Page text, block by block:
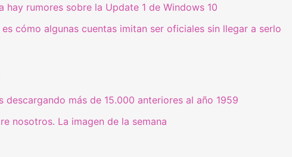
rumores sobre la Update 1 de Windows 10
cómo algunas cuentas imitan ser oficiales sin llegar a serlo
más de 15.000 anteriores al año 1959
nosotros. La imagen de la semana